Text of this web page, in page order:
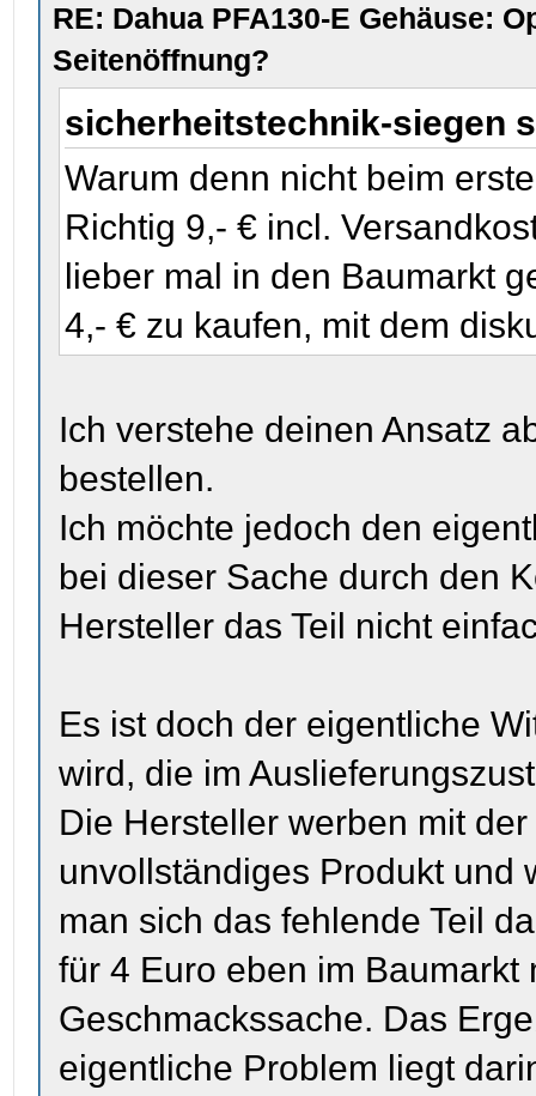
RE: Dahua PFA130-E Gehäuse:
Seitenöffnung?
sicherheitstechnik-siegen
Warum denn nicht beim
Richtig 9,- € incl.
lieber mal in den Baumarkt
4,- € zu kaufen, mit dem
Ich verstehe deinen Ansatz
bestellen.
Ich möchte jedoch den
bei dieser Sache durch den
Hersteller das Teil nicht
Es ist doch der eigentliche
wird, die im
Die Hersteller werben mit
unvollständiges Produkt und
man sich das fehlende Teil
für 4 Euro eben im
Geschmackssache. Das
eigentliche Problem liegt